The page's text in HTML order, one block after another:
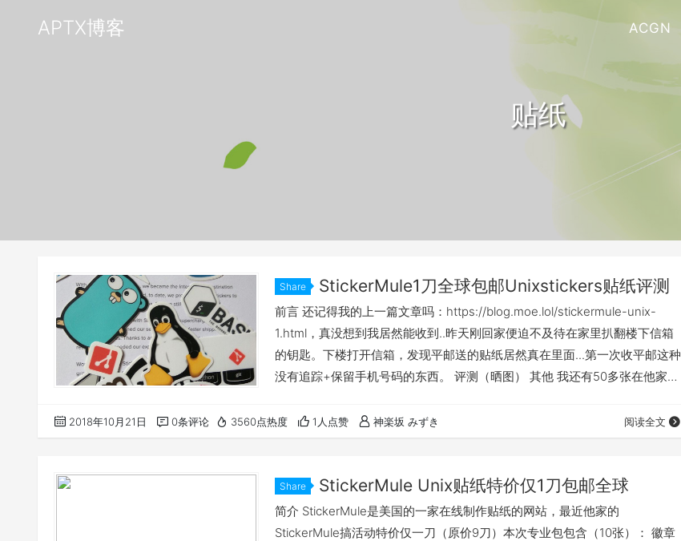
APTX博客 ACGN
贴纸
Share StickerMule1刀全球包邮Unixstickers贴纸评测
前言 还记得我的上一篇文章吗：https://blog.moe.lol/stickermule-unix-
1.html，真没想到我居然能收到..昨天刚回家便迫不及待在家里扒翻楼下信箱
的钥匙。下楼打开信箱，发现平邮送的贴纸居然真在里面...第一次收平邮这种
没有追踪+保留手机号码的东西。 评测（晒图） 其他 我还有50多张在他家买
没有送到的花话他会送回StickerMule，StickerMule会发邮件给你说你的贴纸
送回来了然后让你提供新的地址…
2018年10月21日 0条评论 3560点热度 1人点赞 神楽坂 みずき 阅读全文
Share StickerMule Unix贴纸特价仅1刀包邮全球
简介 StickerMule是美国的一家在线制作贴纸的网站，最近他家的
StickerMule搞活动特价仅一刀（原价9刀）本次专业包包含（10张）： 徽章